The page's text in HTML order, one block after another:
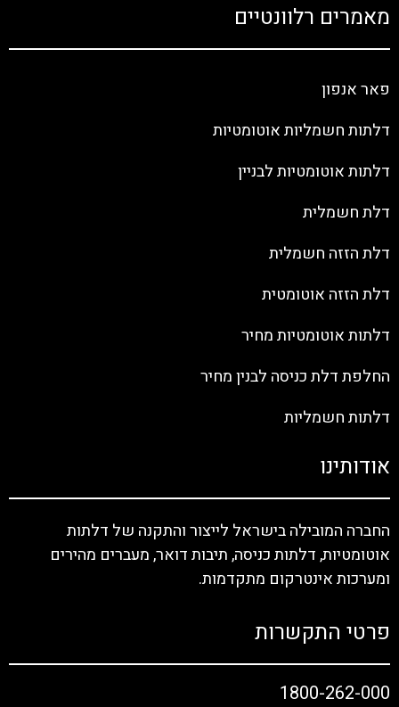
מאמרים רלוונטיים
פאר אנפון
דלתות חשמליות אוטומטיות
דלתות אוטומטיות לבניין
דלת חשמלית
דלת הזזה חשמלית
דלת הזזה אוטומטית
דלתות אוטומטיות מחיר
החלפת דלת כניסה לבנין מחיר
דלתות חשמליות
אודותינו
החברה המובילה בישראל לייצור והתקנה של דלתות
אוטומטיות, דלתות כניסה, תיבות דואר, מעברים מהירים
ומערכות אינטרקום מתקדמות.
פרטי התקשרות
1800-262-000